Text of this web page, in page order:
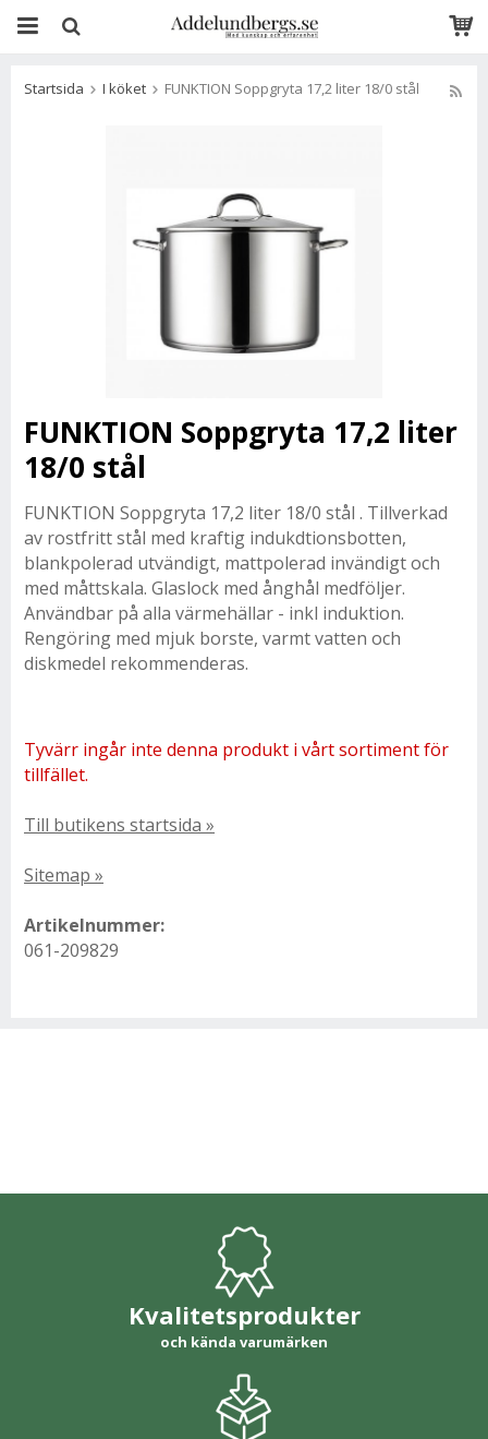
Startsida I köket FUNKTION Soppgryta 17,2 liter 18/0 stål
FUNKTION Soppgryta 17,2 liter
18/0 stål
FUNKTION Soppgryta 17,2 liter 18/0 stål . Tillverkad
av rostfritt stål med kraftig indukdtionsbotten,
blankpolerad utvändigt, mattpolerad invändigt och
med måttskala. Glaslock med ånghål medföljer.
Användbar på alla värmehällar - inkl induktion.
Rengöring med mjuk borste, varmt vatten och
diskmedel rekommenderas.
Tyvärr ingår inte denna produkt i vårt sortiment för
tillfället.
Till butikens startsida »
Sitemap »
Artikelnummer:
061-209829
Kvalitetsprodukter
och kända varumärken